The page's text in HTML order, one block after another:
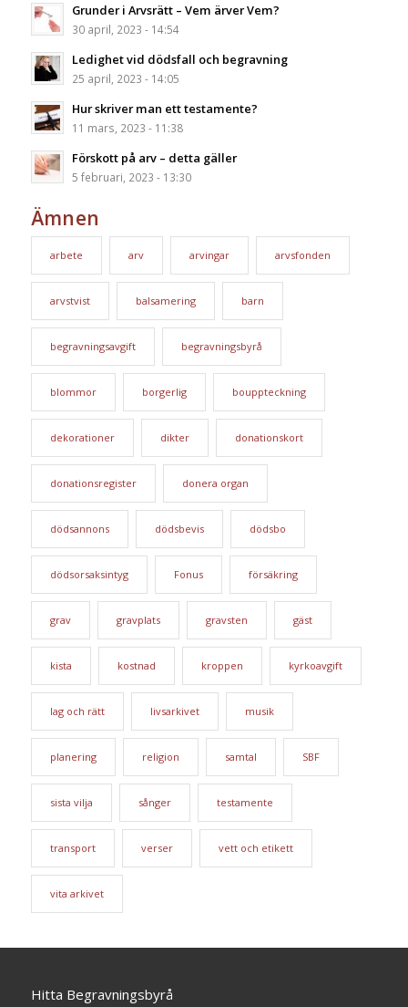
Grunder i Arvsrätt – Vem ärver Vem?
30 april, 2023 - 14:54
Ledighet vid dödsfall och begravning
25 april, 2023 - 14:05
Hur skriver man ett testamente?
11 mars, 2023 - 11:38
Förskott på arv – detta gäller
5 februari, 2023 - 13:30
Ämnen
arbete arv arvingar arvsfonden
arvstvist balsamering barn
begravningsavgift begravningsbyrå
blommor borgerlig bouppteckning
dekorationer dikter donationskort
donationsregister donera organ
dödsannons dödsbevis dödsbo
dödsorsaksintyg Fonus försäkring
grav gravplats gravsten gäst
kista kostnad kroppen kyrkoavgift
lag och rätt livsarkivet musik
planering religion samtal SBF
sista vilja sånger testamente
transport verser vett och etikett
vita arkivet
Hitta Begravningsbyrå